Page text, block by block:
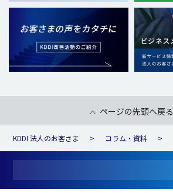
ページの先頭へ戻る
KDDI 法人のお客さま コラム・資料